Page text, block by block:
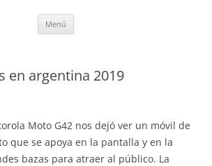
Menú
en argentina 2019
Moto G42 nos dejó ver un móvil de
que se apoya en la pantalla y en la
bazas para atraer al público. La